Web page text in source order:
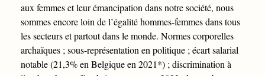
aux femmes et leur émancipation dans notre société, nous
sommes encore loin de l’égalité hommes-femmes dans tous
les secteurs et partout dans le monde. Normes corporelles
archaïques ; sous-représentation en politique ; écart salarial
notable (21,3% en Belgique en 2021*) ; discrimination à